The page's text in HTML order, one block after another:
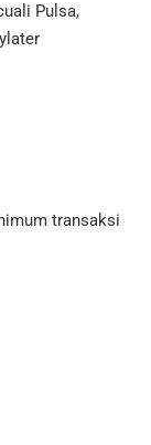
Pulsa,
transaksi